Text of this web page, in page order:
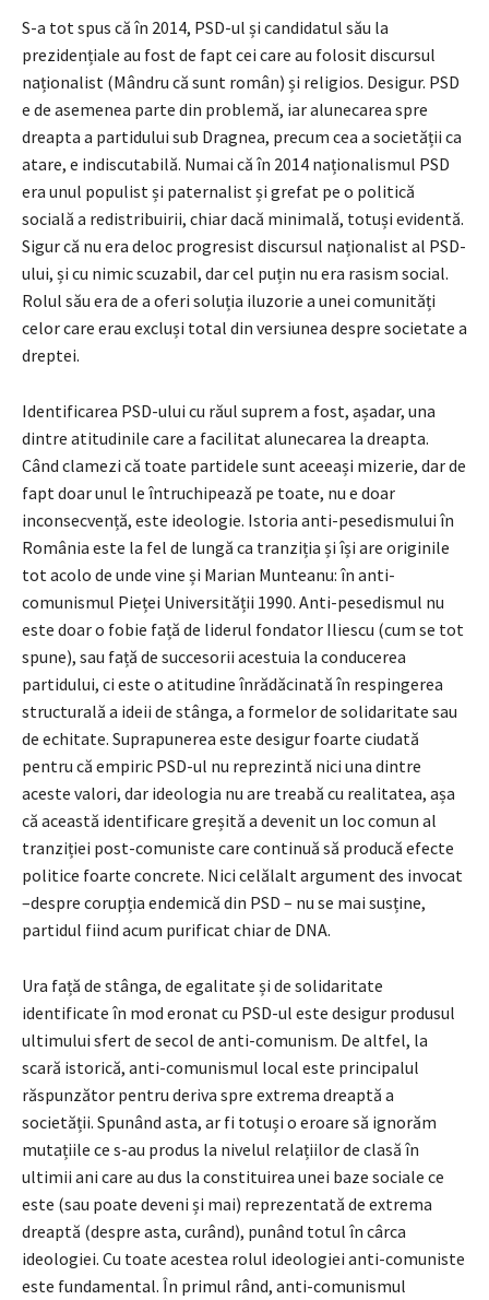
S-a tot spus că în 2014, PSD-ul și candidatul său la
prezidențiale au fost de fapt cei care au folosit discursul
naționalist (Mândru că sunt român) și religios. Desigur. PSD
e de asemenea parte din problemă, iar alunecarea spre
dreapta a partidului sub Dragnea, precum cea a societății ca
atare, e indiscutabilă. Numai că în 2014 naționalismul PSD
era unul populist și paternalist și grefat pe o politică
socială a redistribuirii, chiar dacă minimală, totuși evidentă.
Sigur că nu era deloc progresist discursul naționalist al PSD-
ului, și cu nimic scuzabil, dar cel puțin nu era rasism social.
Rolul său era de a oferi soluția iluzorie a unei comunități
celor care erau excluși total din versiunea despre societate a
dreptei.
Identificarea PSD-ului cu răul suprem a fost, așadar, una
dintre atitudinile care a facilitat alunecarea la dreapta.
Când clamezi că toate partidele sunt aceeași mizerie, dar de
fapt doar unul le întruchipează pe toate, nu e doar
inconsecvență, este ideologie. Istoria anti-pesedismului în
România este la fel de lungă ca tranziția și își are originile
tot acolo de unde vine și Marian Munteanu: în anti-
comunismul Pieței Universității 1990. Anti-pesedismul nu
este doar o fobie față de liderul fondator Iliescu (cum se tot
spune), sau față de succesorii acestuia la conducerea
partidului, ci este o atitudine înrădăcinată în respingerea
structurală a ideii de stânga, a formelor de solidaritate sau
de echitate. Suprapunerea este desigur foarte ciudată
pentru că empiric PSD-ul nu reprezintă nici una dintre
aceste valori, dar ideologia nu are treabă cu realitatea, așa
că această identificare greșită a devenit un loc comun al
tranziției post-comuniste care continuă să producă efecte
politice foarte concrete. Nici celălalt argument des invocat
–despre corupția endemică din PSD – nu se mai susține,
partidul fiind acum purificat chiar de DNA.
Ura față de stânga, de egalitate și de solidaritate
identificate în mod eronat cu PSD-ul este desigur produsul
ultimului sfert de secol de anti-comunism. De altfel, la
scară istorică, anti-comunismul local este principalul
răspunzător pentru deriva spre extrema dreaptă a
societății. Spunând asta, ar fi totuși o eroare să ignorăm
mutațiile ce s-au produs la nivelul relațiilor de clasă în
ultimii ani care au dus la constituirea unei baze sociale ce
este (sau poate deveni și mai) reprezentată de extrema
dreaptă (despre asta, curând), punând totul în cârca
ideologiei. Cu toate acestea rolul ideologiei anti-comuniste
este fundamental. În primul rând, anti-comunismul